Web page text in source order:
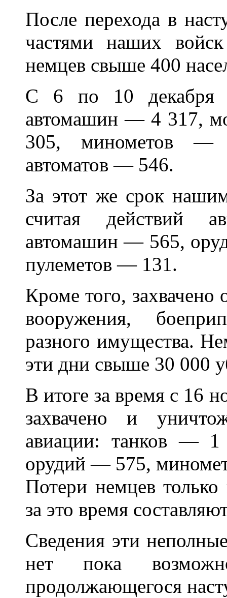
После перехода в
частями наших
немцев свыше 400
С 6 по 10 декабря
автомашин — 4 317,
305, минометов
автоматов — 546.
За этот же срок
считая действий
автомашин — 565,
пулеметов — 131.
Кроме того, захвачено
вооружения,
разного имущества.
эти дни свыше 30 000
В итоге за время с 16
захвачено и
авиации: танков —
орудий — 575,
Потери немцев
за это время
Сведения эти
нет пока
продолжающегося